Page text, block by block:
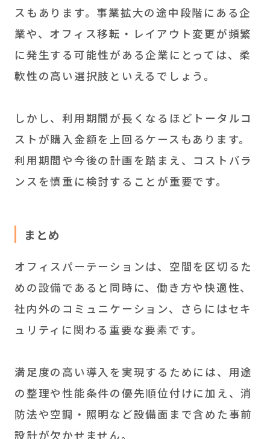
スもあります。事業拡大の途中段階にある企
業や、オフィス移転・レイアウト変更が頻繁
に発生する可能性がある企業にとっては、柔
軟性の高い選択肢といえるでしょう。
しかし、利用期間が長くなるほどトータルコ
ストが購入金額を上回るケースもあります。
利用期間や今後の計画を踏まえ、コストバラ
ンスを慎重に検討することが重要です。
まとめ
オフィスパーテーションは、空間を区切るた
めの設備であると同時に、働き方や快適性、
社内外のコミュニケーション、さらにはセキ
ュリティに関わる重要な要素です。
満足度の高い導入を実現するためには、用途
の整理や性能条件の優先順位付けに加え、消
防法や空調・照明など設備面まで含めた事前
設計が欠かせません。